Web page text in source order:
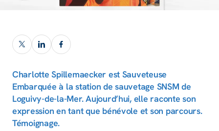
Charlotte Spillemaecker est Sauveteuse
Embarquée à la station de sauvetage SNSM de
Loguivy-de-la-Mer. Aujourd’hui, elle raconte son
expression en tant que bénévole et son parcours.
Témoignage.